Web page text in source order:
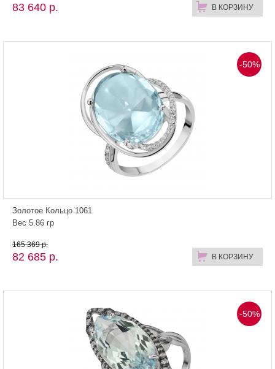
83 640 р. В КОРЗИНУ
-50%
Золотое Кольцо 1061
Вес 5.86 гр
82 685 р. В КОРЗИНУ
165 369 р.
-50%